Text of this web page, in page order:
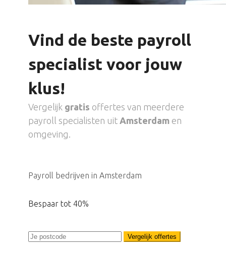
Vind de beste payroll
specialist voor jouw
klus!
Vergelijk gratis offertes van meerdere
payroll specialisten uit Amsterdam en
omgeving.
Payroll bedrijven in Amsterdam
Bespaar tot 40%
Vergelijk offertes